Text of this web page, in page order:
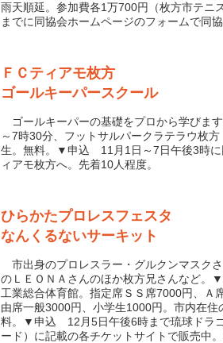
雨天順延。参加費各1万700円（枚方市テ
までに同協会ホームページのフォームで
ＦＣティアモ枚方
ゴールキーパースクール
ゴールキーパーの基礎をプロから学び
～7時30分、フットサルパークラテラウ枚
生。無料。▼申込 11月1日～7日午後3時に
ィアモ枚方へ。先着10人程度。
ひらかたプロレスフェスタ
なんくるないサーキット
市出身のプロレスラー・グルクンマスク
のＬＥＯＮＡさんのほか枚方兄さんなど
工業総合体育館。指定席ＳＳ席7000円、
由席一般3000円、小学生1000円。市内在
料。▼申込 12月5日午後6時まで琉球ドラ
ード）に記載の各チケットサイトで販売中。